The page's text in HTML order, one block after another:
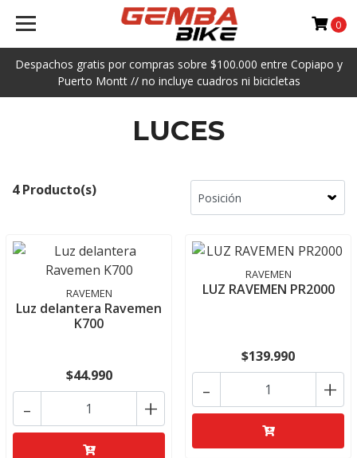
Despachos gratis por compras sobre $100.000 entre Copiapo y
Puerto Montt // no incluye cuadros ni bicicletas
0
LUCES
4 Producto(s)
RAVEMEN
Luz delantera Ravemen
K700
$44.990
+
-
RAVEMEN
LUZ RAVEMEN PR2000
$139.990
+
-